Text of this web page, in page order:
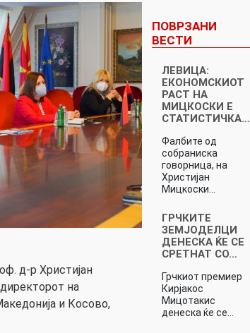
д-р Христијан
на
и Косово,
ПОВРЗАНИ
ВЕСТИ
ЛЕВИЦА:
ЕКОНОМСКИОТ
РАСТ НА
МИЦКОСКИ Е
СТАТИСТИЧКА…
Фалбите од
собраниска
говорница, на
Христијан
Мицкоски…
ГРЧКИТЕ
ЗЕМЈОДЕЛЦИ
ДЕНЕСКА ЌЕ СЕ
СРЕТНАТ СО…
Грчкиот премиер
Кирјакос
Мицотакис
денеска ќе се…